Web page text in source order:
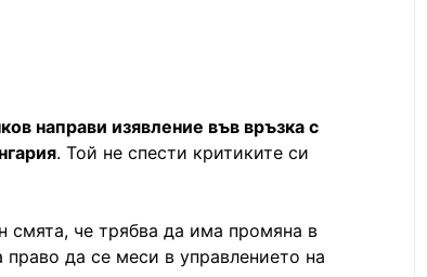
направи изявление във връзка с
. Той не спести критиките си
смята, че трябва да има промяна в
да се меси в управлението на